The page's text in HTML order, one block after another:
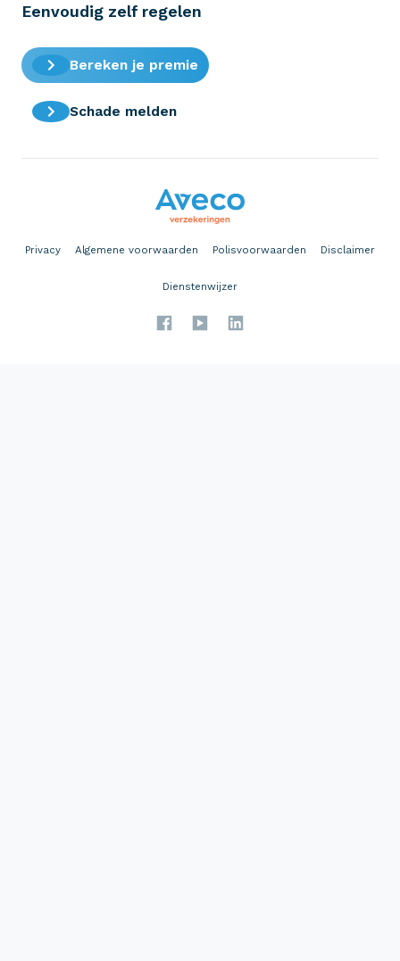
Eenvoudig zelf regelen
Bereken je premie
Schade melden
Privacy Algemene voorwaarden Polisvoorwaarden Disclaimer
Dienstenwijzer